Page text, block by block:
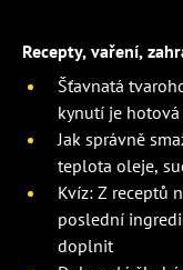
Recepty, vaření,
Šťavnatá
kynutí je
Jak správně
teplota oleje,
Kvíz: Z receptů
poslední
doplnit